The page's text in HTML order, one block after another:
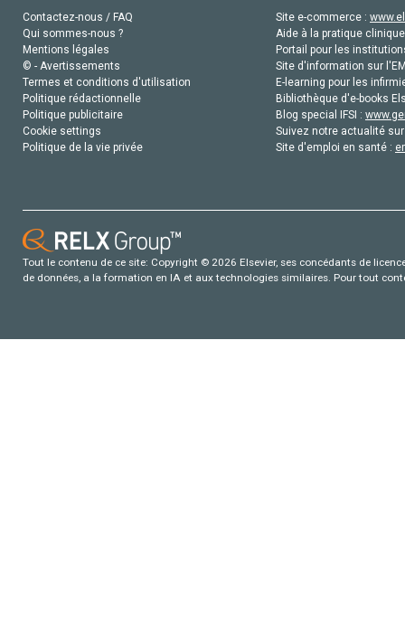
Contactez-nous / FAQ
Qui sommes-nous ?
Mentions légales
© - Avertissements
Termes et conditions d'utilisation
Politique rédactionnelle
Politique publicitaire
Cookie settings
Politique de la vie privée
Site e-commerce :
Aide à la pratique
Portail pour les
Site d'information sur
E-learning pour les
Bibliothèque d'e-books
Blog special IFSI :
Suivez notre actualité
Site d'emploi en santé :
Tout le contenu de ce site: Copyright © 2026 Elsevier, ses concédants de
de données, a la formation en IA et aux technologies similaires. Pour tout